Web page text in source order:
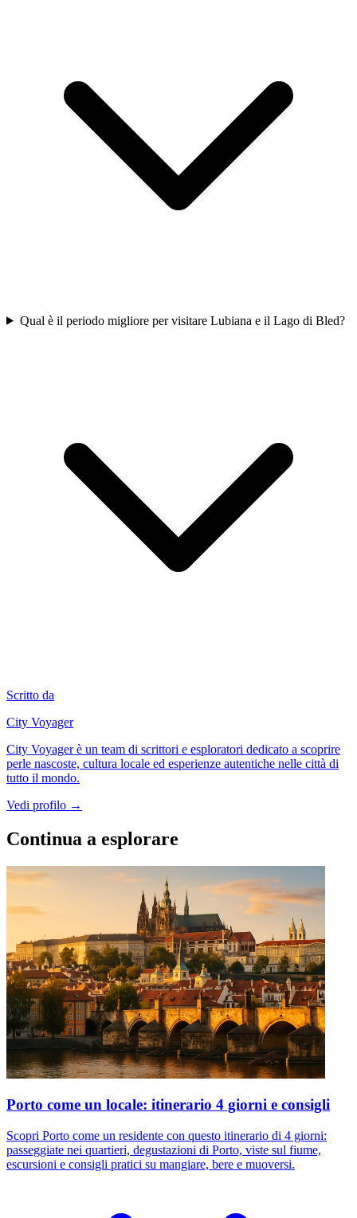
Qual è il periodo migliore per visitare Lubiana e il Lago di Bled?
Scritto da
City Voyager
City Voyager è un team di scrittori e esploratori dedicato a scoprire
perle nascoste, cultura locale ed esperienze autentiche nelle città di
tutto il mondo.
Vedi profilo →
Continua a esplorare
Porto come un locale: itinerario 4 giorni e consigli
Scopri Porto come un residente con questo itinerario di 4 giorni:
passeggiate nei quartieri, degustazioni di Porto, viste sul fiume,
escursioni e consigli pratici su mangiare, bere e muoversi.